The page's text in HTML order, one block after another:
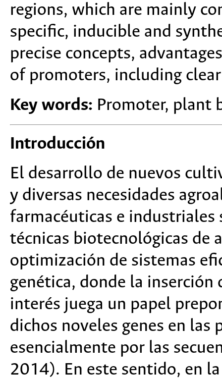
regions, which are mainly
specific, inducible and
precise concepts,
of promoters, including
Key words: Promoter, plant
Introducción
El desarrollo de nuevos
y diversas necesidades
farmacéuticas e industriales
técnicas biotecnológicas de
optimización de sistemas
genética, donde la inserción
interés juega un papel
dichos noveles genes en
esencialmente por las
2014). En este sentido, en